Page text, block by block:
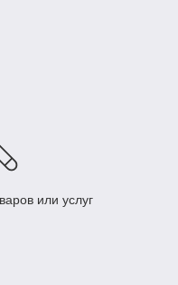
или услуг